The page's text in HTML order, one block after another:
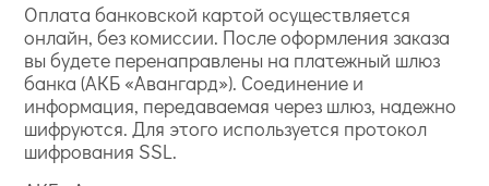
Оплата банковской картой осуществляется
онлайн, без комиссии. После оформления заказа
вы будете перенаправлены на платежный шлюз
банка (АКБ «Авангард»). Соединение и
информация, передаваемая через шлюз, надежно
шифруются. Для этого используется протокол
шифрования SSL.